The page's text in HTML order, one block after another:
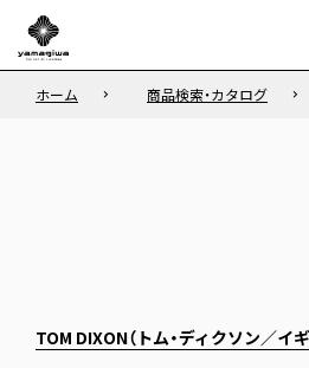
ホーム 商品検索・カタログ
TOM DIXON（トム・ディクソン／イギ